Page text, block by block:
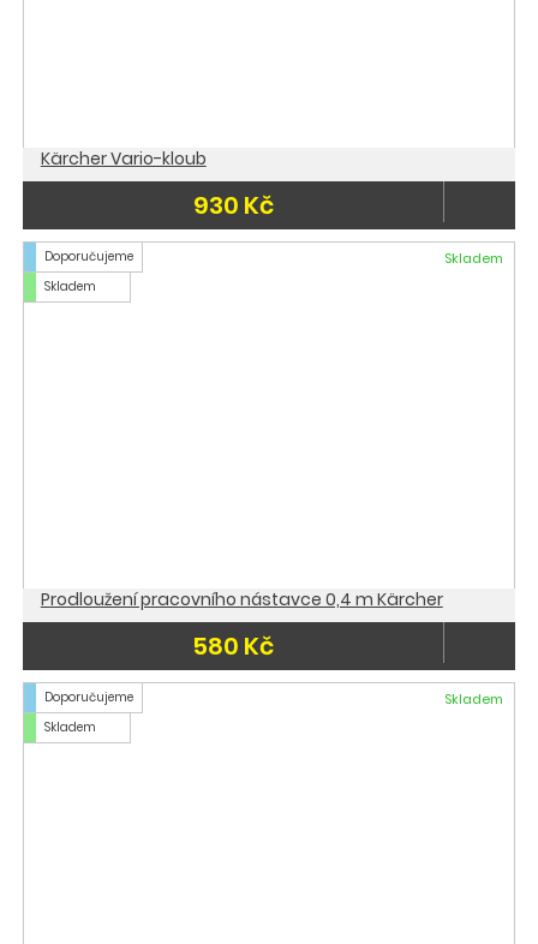
Kärcher Vario-kloub
930 Kč
Doporučujeme
Skladem
Skladem
Prodloužení pracovního nástavce 0,4 m Kärcher
580 Kč
Doporučujeme
Skladem
Skladem